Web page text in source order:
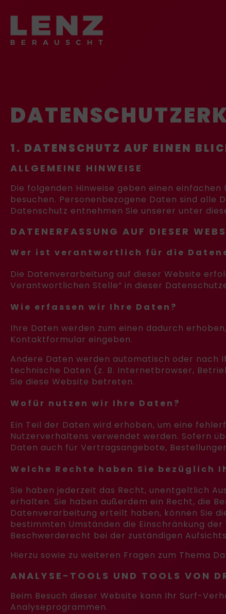
1. DATENSCHUTZ AUF EINEN
ALLGEMEINE HINWEISE
Die folgenden Hinweise geben einen
besuchen. Personenbezogene Daten sind alle
Datenschutz entnehmen Sie unserer unter
DATENERFASSUNG AUF DIESER
Wer ist verantwortlich für die
Die Datenverarbeitung auf dieser Website
Verantwortlichen Stelle“ in dieser
Wie erfassen wir Ihre Daten?
Ihre Daten werden zum einen dadurch
Kontaktformular eingeben.
Andere Daten werden automatisch oder nach
technische Daten (z. B. Internetbrowser,
Sie diese Website betreten.
Wofür nutzen wir Ihre Daten?
Ein Teil der Daten wird erhoben, um eine
Nutzerverhaltens verwendet werden. Sofern
Daten auch für Vertragsangebote,
Welche Rechte haben Sie bezüglich
Sie haben jederzeit das Recht, unentgeltlich
erhalten. Sie haben außerdem ein Recht, die
Datenverarbeitung erteilt haben, können Sie
bestimmten Umständen die Einschränkung
Beschwerderecht bei der zuständigen
Hierzu sowie zu weiteren Fragen zum Thema
ANALYSE-TOOLS UND TOOLS VON
Beim Besuch dieser Website kann Ihr Surf-
Analyseprogrammen.